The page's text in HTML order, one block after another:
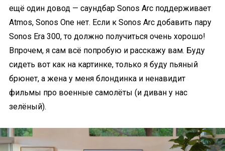
ещё один довод — саундбар Sonos Arc поддерживает
Atmos, Sonos One нет. Если к Sonos Arc добавить пару
Sonos Era 300, то должно получиться очень хорошо!
Впрочем, я сам всё попробую и расскажу вам. Буду
сидеть вот как на картинке, только я буду пьяный
брюнет, а жена у меня блондинка и ненавидит
фильмы про военные самолёты (и диван у нас
зелёный).